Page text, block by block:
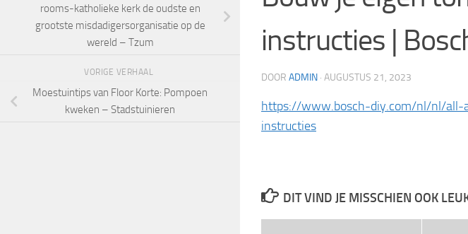
instructies |
DOOR ADMIN · AUGUSTUS 21, 2023
https://www.bosch-diy.com/nl/nl/
instructies
DIT VIND JE MISSCHIEN OOK
rooms-katholieke kerk de oudste en
grootste misdadigersorganisatie op de
wereld – Tzum
VORIGE VERHAAL
Moestuintips van Floor Korte: Pompoen
kweken – Stadstuinieren